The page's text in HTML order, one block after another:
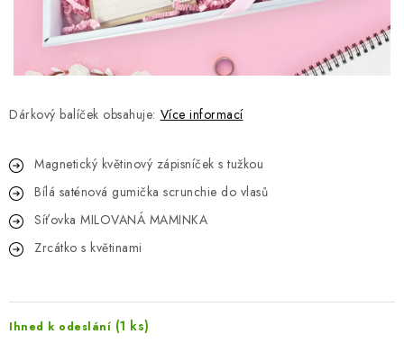
Jak nakupovat Moje objednávka
Výměna / vrácení zboží
Hodnocení obchodu
Potisk textilu
GDPR + cookies
Dárkový balíček obsahuje: Více informací
Magnetický květinový zápisníček s tužkou
Bílá saténová gumička scrunchie do vlasů
Síťovka MILOVANÁ MAMINKA
Zrcátko s květinami
Ihned k odeslání (1 ks)